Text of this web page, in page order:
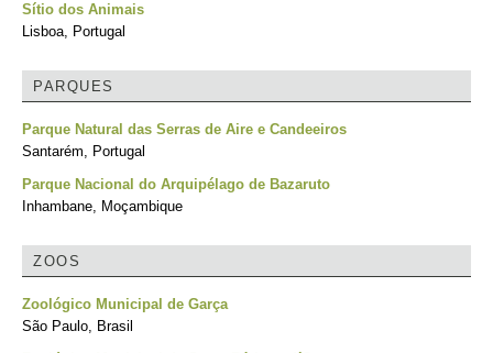
Sítio dos Animais
Lisboa, Portugal
PARQUES
Parque Natural das Serras de Aire e Candeeiros
Santarém, Portugal
Parque Nacional do Arquipélago de Bazaruto
Inhambane, Moçambique
ZOOS
Zoológico Municipal de Garça
São Paulo, Brasil